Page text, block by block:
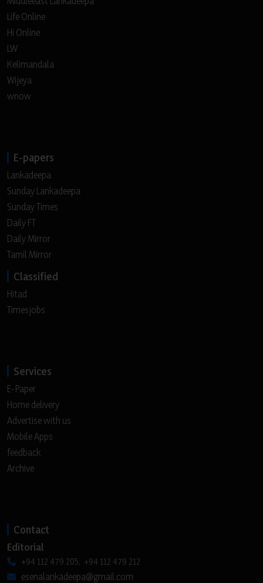
Life Online
Hi Online
LW
Kelimandala
Wijeya
wnow
E-papers
Lankadeepa
Sunday Lankadeepa
Sunday Times
Daily FT
Daily Mirror
Tamil Mirror
Classified
Hitad
Timesjobs
Services
E-Paper
Home delivery
Advertise with us
Mobile Apps
feedback
Archive
Contact
Editorial
+94 112 479 205, +94 112 479 212
esenalankadeepa@gmail.com